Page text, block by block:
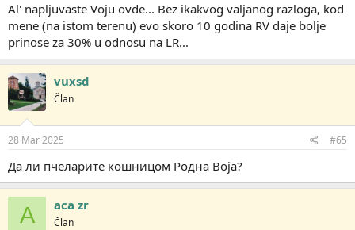
Al' napljuvaste Voju ovde... Bez ikakvog valjanog razloga, kod
mene (na istom terenu) evo skoro 10 godina RV daje bolje
prinose za 30% u odnosu na LR...
vuxsd
Član
28 Mar 2025 #65
Да ли пчеларите кошницом Родна Воја?
A aca zr
Član